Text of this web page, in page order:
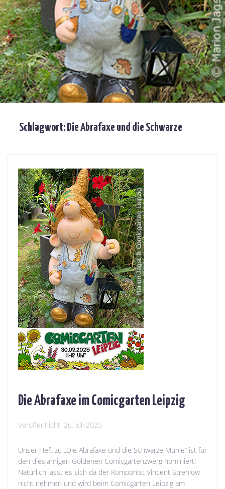
Schlagwort:Die Abrafaxe und die Schwarze
Die Abrafaxe im Comicgarten Leipzig
Veröffentlicht: 26. Juli 2025
Unser Heft zu „Die Abrafaxe und die Schwarze Mühle“ ist für
den diesjährigen Goldenen Comicgartenzwerg nominiert!
Natürlich lässt es sich da der Komponist Vincent Strehlow
nicht nehmen und wird beim Comicgarten Leipzig am